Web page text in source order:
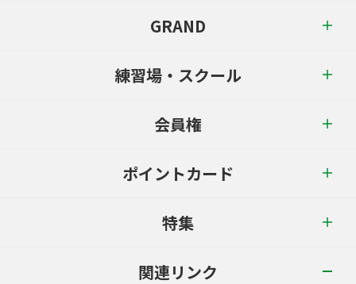
GRAND
練習場・スクール
会員権
ポイントカード
特集
関連リンク